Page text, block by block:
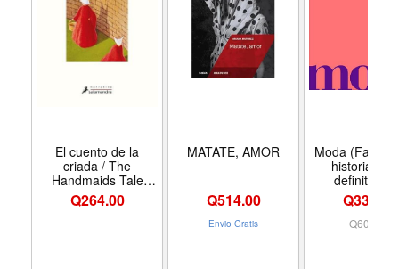
El cuento de la
criada / The
Handmaids Tale
(Spanish Edition) -
Formato Paperback
Q264.00
MATATE, AMOR
Q514.00
Envio Gratis
Moda
historia
definitva
Definitive
Histories)
Edition) -
Q339.00
Q609.00